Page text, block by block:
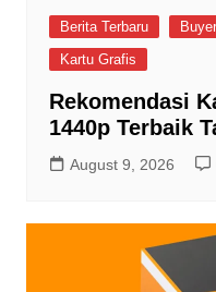
Berita Terbaru
Kartu Grafis
Rekomendasi
1440p Terbaik
August 9, 2026